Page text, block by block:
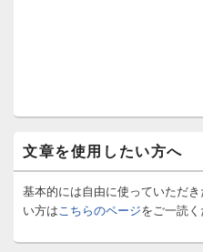
文章を使用したい方へ
基本的には自由に使っていただ
い方はこちらのページをご一読く